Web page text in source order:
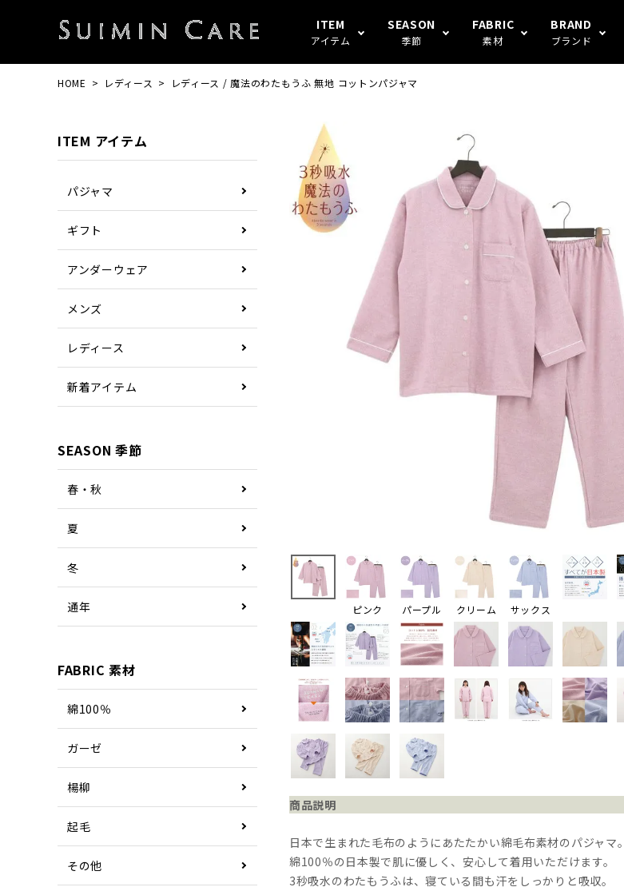
ITEM
アイテム
SEASON
季節
FABRIC
素材
BRAND
ブランド
その他
HOME レディース レディース / 魔法のわたもうふ 無地 コットンパジャマ
ITEM アイテム
パジャマ
ギフト
アンダーウェア
メンズ
レディース
新着アイテム
SEASON 季節
春・秋
夏
冬
通年
FABRIC 素材
綿100％
ガーゼ
楊柳
起毛
その他
ピンク パープル クリーム サックス
商品説明
日本で生まれた毛布のようにあたたかい綿毛布素材のパジャマ。
綿100％の日本製で肌に優しく、安心して着用いただけます。
3秒吸水のわたもうふは、寝ている間も汗をしっかりと吸収。